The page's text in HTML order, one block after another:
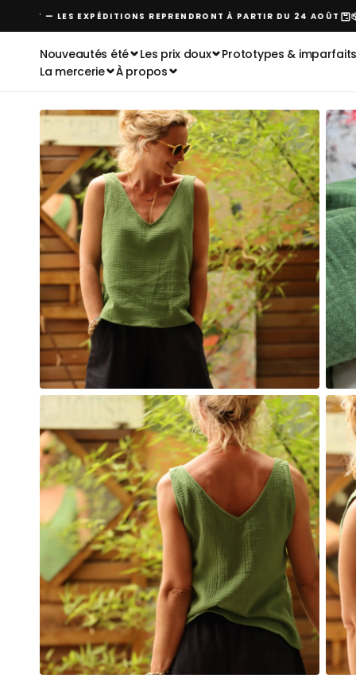
contenu
— LES EXPÉDITIONS REPRENDRONT À PARTIR DU 24 AOÛT 📦
Nouveautés été Les prix doux
Prototypes & imparfaits
La mercerie
À propos